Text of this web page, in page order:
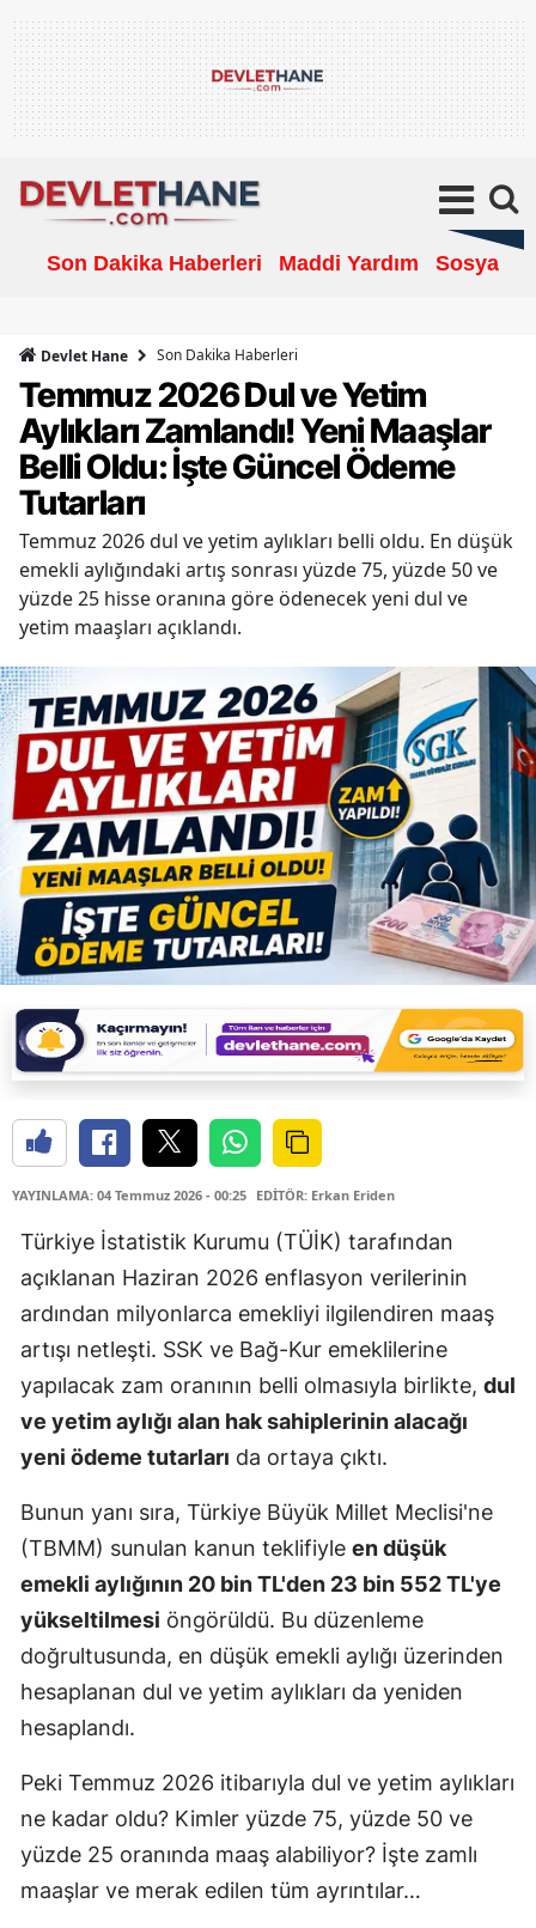
Son Dakika Haberleri Maddi Yardım Sosyal
Devlet Hane Son Dakika Haberleri
Temmuz 2026 Dul ve Yetim
Aylıkları Zamlandı! Yeni Maaşlar
Belli Oldu: İşte Güncel Ödeme
Tutarları
Temmuz 2026 dul ve yetim aylıkları belli oldu. En düşük
emekli aylığındaki artış sonrası yüzde 75, yüzde 50 ve
yüzde 25 hisse oranına göre ödenecek yeni dul ve
yetim maaşları açıklandı.
YAYINLAMA: 04 Temmuz 2026 - 00:25 EDİTÖR: Erkan Eriden
Türkiye İstatistik Kurumu (TÜİK) tarafından
açıklanan Haziran 2026 enflasyon verilerinin
ardından milyonlarca emekliyi ilgilendiren maaş
artışı netleşti. SSK ve Bağ-Kur emeklilerine
yapılacak zam oranının belli olmasıyla birlikte, dul
ve yetim aylığı alan hak sahiplerinin alacağı
yeni ödeme tutarları da ortaya çıktı.
Bunun yanı sıra, Türkiye Büyük Millet Meclisi'ne
(TBMM) sunulan kanun teklifiyle en düşük
emekli aylığının 20 bin TL'den 23 bin 552 TL'ye
yükseltilmesi öngörüldü. Bu düzenleme
doğrultusunda, en düşük emekli aylığı üzerinden
hesaplanan dul ve yetim aylıkları da yeniden
hesaplandı.
Peki Temmuz 2026 itibarıyla dul ve yetim aylıkları
ne kadar oldu? Kimler yüzde 75, yüzde 50 ve
yüzde 25 oranında maaş alabiliyor? İşte zamlı
maaşlar ve merak edilen tüm ayrıntılar…